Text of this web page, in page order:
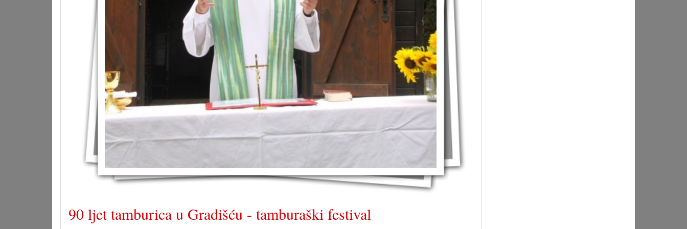
90 ljet tamburica u Gradišću - tamburaški festival